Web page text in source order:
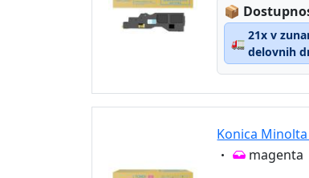
📦
🚛
21x v
delovnih
Konica
Eigenschaft:
magenta